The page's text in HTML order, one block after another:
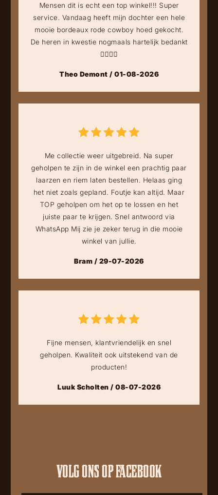
Mensen dit is echt een top winkel!!! Super
service. Vandaag heeft mijn dochter een hele
mooie bordeaux rode cowboy hoed gekocht.
De heren in kwestie nogmaals hartelijk bedankt
👍🏻👍🏻
Theo Demont / 01-08-2026
Me collectie weer uitgebreid. Na super
geholpen te zijn in de winkel een prachtig paar
laarzen en riem laten bestellen. Helaas ging
het niet zoals gepland. Foutje kan altijd. Maar
TOP geholpen om het op te lossen en het
juiste paar te krijgen. Snel antwoord via
WhatsApp Mij zie je zeker terug in die mooie
winkel van jullie.
Bram / 29-07-2026
Fijne mensen, klantvriendelijk en snel
geholpen. Kwaliteit ook uitstekend van de
producten!
Luuk Scholten / 08-07-2026
VOLG ONS OP FACEBOOK